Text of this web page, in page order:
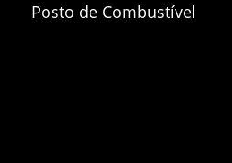
Posto de Combustível